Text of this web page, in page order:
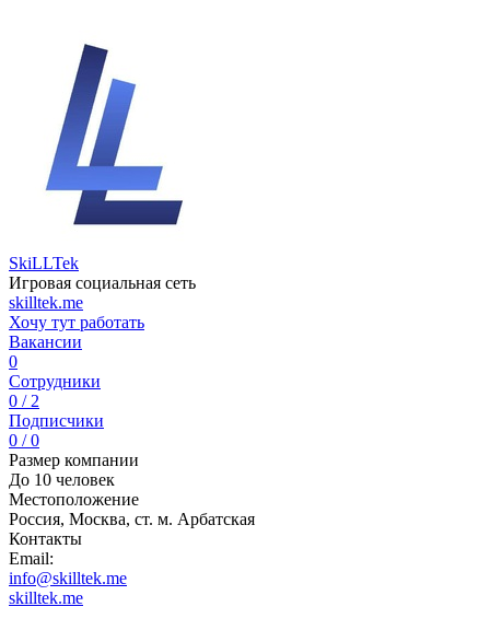
SkiLLTek
Игровая социальная сеть
skilltek.me
Хочу тут работать
Вакансии
0
Сотрудники
0 / 2
Подписчики
0 / 0
Размер компании
До 10 человек
Местоположение
Россия, Москва, ст. м. Арбатская
Контакты
Email:
info@skilltek.me
skilltek.me